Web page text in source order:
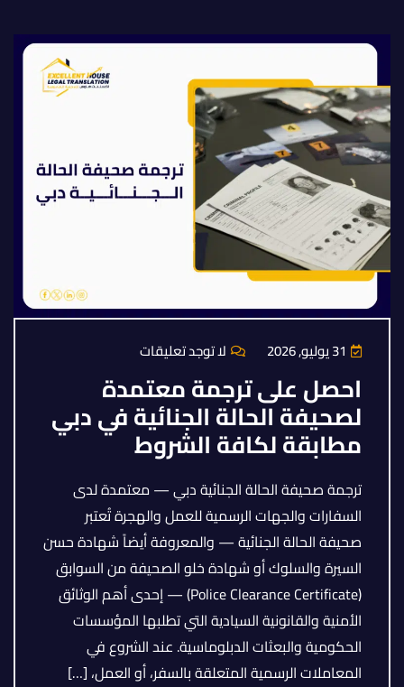
لا توجد تعليقات
احصل على ترجمة معتمدة
لصحيفة الحالة الجنائية في دبي
مطابقة لكافة الشروط
ترجمة صحيفة الحالة الجنائية دبي — معتمدة لدى
السفارات والجهات الرسمية للعمل والهجرة تُعتبر
صحيفة الحالة الجنائية — والمعروفة أيضاً شهادة حسن
السيرة والسلوك أو شهادة خلو الصحيفة من السوابق
(Police Clearance Certificate) — إحدى أهم الوثائق
الأمنية والقانونية السيادية التي تطلبها المؤسسات
الحكومية والبعثات الدبلوماسية. عند الشروع في
المعاملات الرسمية المتعلقة بالسفر، أو العمل، […]